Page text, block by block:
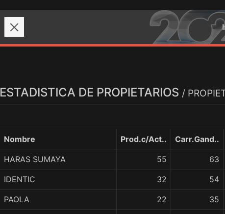
ESTADISTICA DE PROPIETARIOS /
Nombre Prod.c/Act.. Carr.Gand..
HARAS SUMAYA 55 63
IDENTIC 32 54
PAOLA 22 35